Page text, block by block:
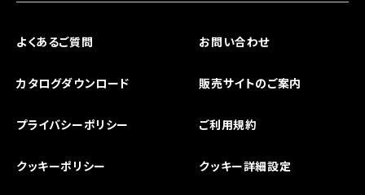
よくあるご質問 お問い合わせ
カタログダウンロード 販売サイトのご案内
プライバシーポリシー ご利用規約
クッキーポリシー クッキー詳細設定